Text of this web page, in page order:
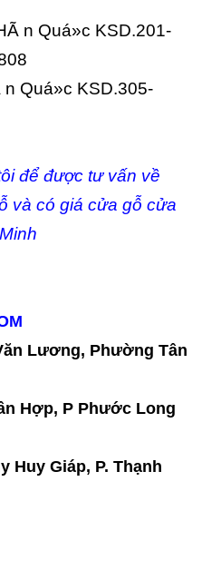
để được tư vấn về
và có giá cửa gỗ cửa
Lương, Phường Tân
Hợp, P Phước Long
Huy Giáp, P. Thạnh